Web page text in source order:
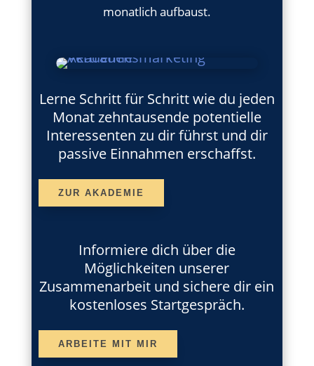
monatlich aufbaust.
Lerne Schritt für Schritt wie du jeden
Monat zehntausende potentielle
Interessenten zu dir führst und dir
passive Einnahmen erschaffst.
ZUR AKADEMIE
Informiere dich über die
Möglichkeiten unserer
Zusammenarbeit und sichere dir ein
kostenloses Startgespräch.
ARBEITE MIT MIR